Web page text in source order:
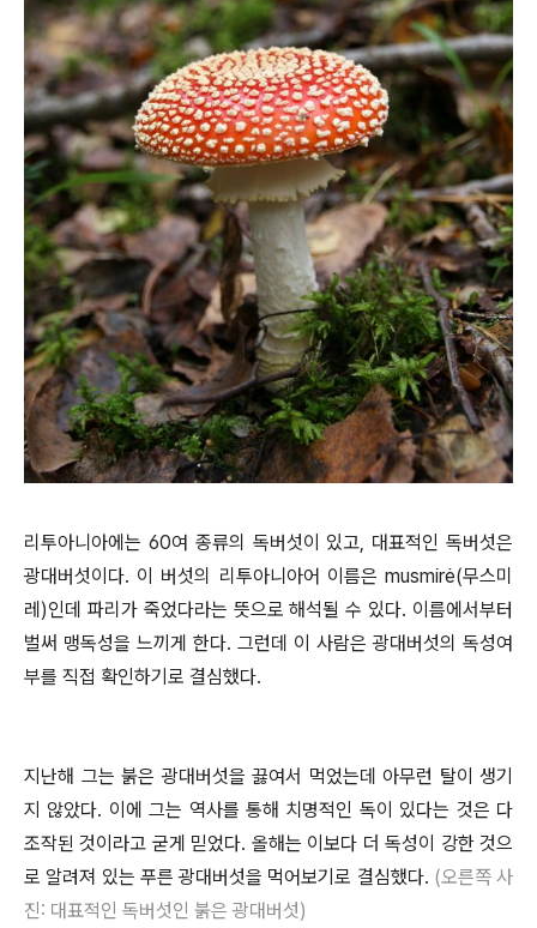
리투아니아에는 60여 종류의 독버섯이 있고, 대표적인 독버섯은
광대버섯이다. 이 버섯의 리투아니아어 이름은 musmirė(무스미
레)인데 파리가 죽었다라는 뜻으로 해석될 수 있다. 이름에서부터
벌써 맹독성을 느끼게 한다. 그런데 이 사람은 광대버섯의 독성여
부를 직접 확인하기로 결심했다.
지난해 그는 붉은 광대버섯을 끓여서 먹었는데 아무런 탈이 생기
지 않았다. 이에 그는 역사를 통해 치명적인 독이 있다는 것은 다
조작된 것이라고 굳게 믿었다. 올해는 이보다 더 독성이 강한 것으
로 알려져 있는 푸른 광대버섯을 먹어보기로 결심했다. (오른쪽 사
진: 대표적인 독버섯인 붉은 광대버섯)